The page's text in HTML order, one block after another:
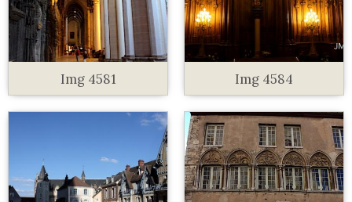
Img 4581 Img 4584